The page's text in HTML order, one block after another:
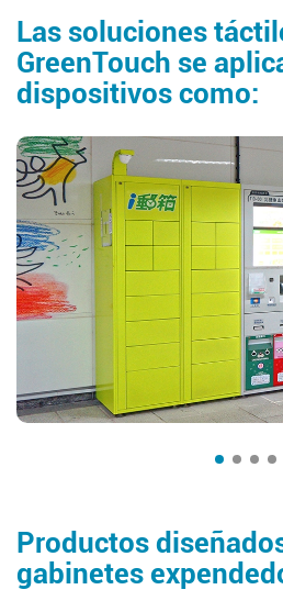
Las soluciones
GreenTouch se
dispositivos como:
Productos
gabinetes